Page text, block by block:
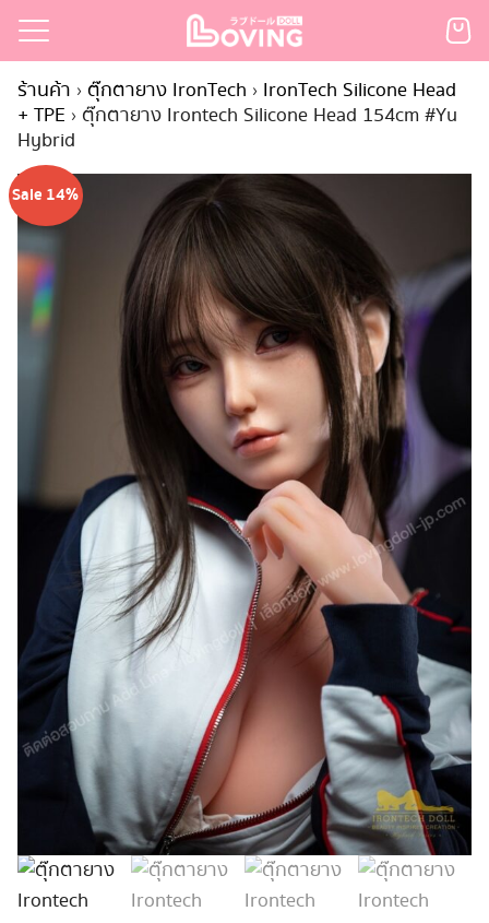
Skip
content
ก
มแบรนด์
สั่งซื้อ
ะเงิน
for:
ร้านค้า › ตุ๊กตายาง IronTech › IronTech Silicone Head
+ TPE › ตุ๊กตายาง Irontech Silicone Head 154cm #Yu
Hybrid
Sale 14%